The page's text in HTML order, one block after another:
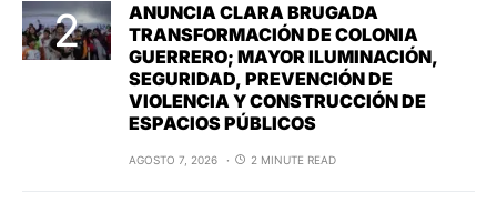
ANUNCIA CLARA BRUGADA
TRANSFORMACIÓN DE COLONIA
GUERRERO; MAYOR ILUMINACIÓN,
SEGURIDAD, PREVENCIÓN DE
VIOLENCIA Y CONSTRUCCIÓN DE
ESPACIOS PÚBLICOS
AGOSTO 7, 2026 2 MINUTE READ